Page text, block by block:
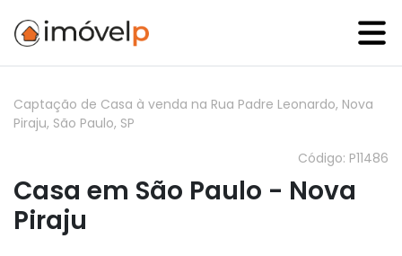
Captação de Casa à venda na Rua Padre Leonardo, Nova
Piraju, São Paulo, SP
Código: P11486
Casa em São Paulo - Nova
Piraju